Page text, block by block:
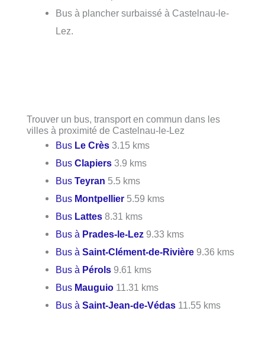
Bus à plancher surbaissé à Castelnau-le-
Lez.
Trouver un bus, transport en commun dans les
villes à proximité de Castelnau-le-Lez
Bus Le Crès 3.15 kms
BusClapiers 3.9 kms
BusTeyran 5.5 kms
Bus Montpellier 5.59 kms
Bus Lattes 8.31 kms
Bus à Prades-le-Lez 9.33 kms
Bus àSaint-Clément-de-Rivière 9.36 kms
Bus à Pérols 9.61 kms
Bus Mauguio 11.31 kms
Bus àSaint-Jean-de-Védas 11.55 kms